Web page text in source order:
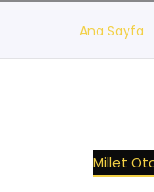
Ana Sayfa
Millet